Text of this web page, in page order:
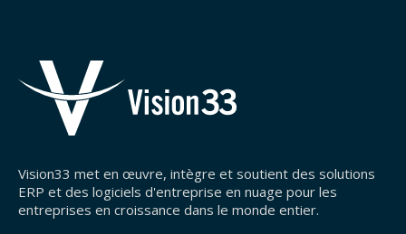
Vision33 met en œuvre, intègre et soutient des solutions
ERP et des logiciels d'entreprise en nuage pour les
entreprises en croissance dans le monde entier.